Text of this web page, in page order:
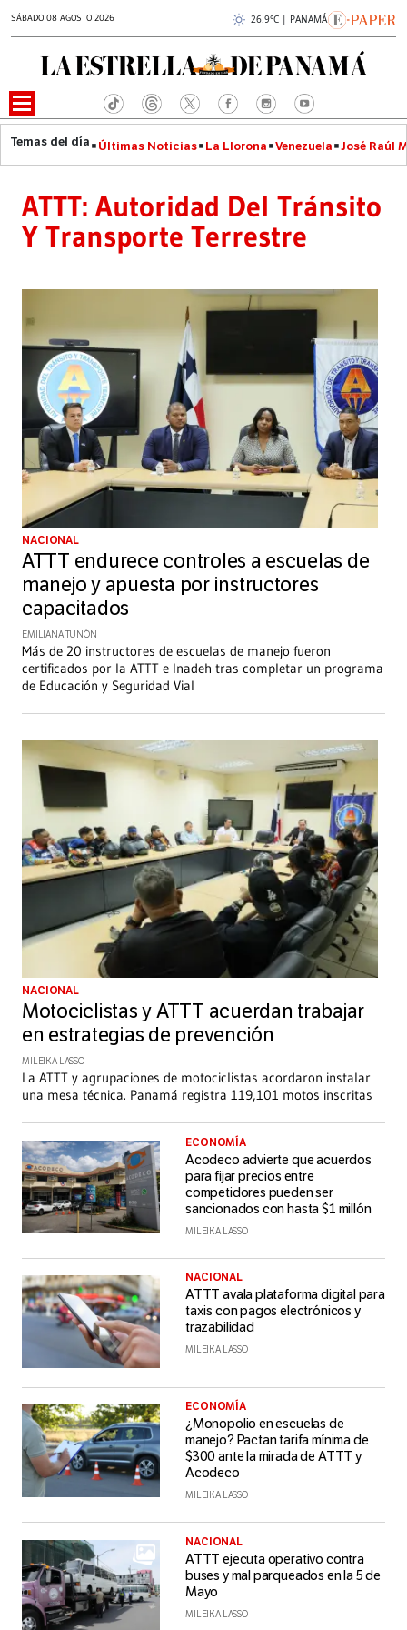
SÁBADO 08 AGOSTO 2026 26.9°C | PANAMÁ
Últimas Noticias La Llorona Venezuela José Raúl
ATTT: Autoridad Del Tránsito
Y Transporte Terrestre
NACIONAL
ATTT endurece controles a escuelas de
manejo y apuesta por instructores
capacitados
EMILIANA TUÑÓN
Más de 20 instructores de escuelas de manejo fueron
certificados por la ATTT e Inadeh tras completar un programa
de Educación y Seguridad Vial
NACIONAL
Motociclistas y ATTT acuerdan trabajar
en estrategias de prevención
MILEIKA LASSO
La ATTT y agrupaciones de motociclistas acordaron instalar
una mesa técnica. Panamá registra 119,101 motos inscritas
ECONOMÍA
Acodeco advierte que acuerdos
para fijar precios entre
competidores pueden ser
sancionados con hasta $1 millón
MILEIKA LASSO
NACIONAL
ATTT avala plataforma digital para
taxis con pagos electrónicos y
trazabilidad
MILEIKA LASSO
ECONOMÍA
¿Monopolio en escuelas de
manejo? Pactan tarifa mínima de
$300 ante la mirada de ATTT y
Acodeco
MILEIKA LASSO
NACIONAL
ATTT ejecuta operativo contra
buses y mal parqueados en la 5 de
Mayo
MILEIKA LASSO